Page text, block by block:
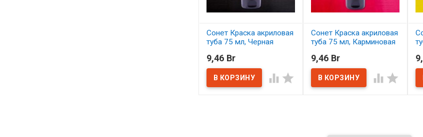
Сонет Краска акриловая
туба 75 мл, Черная
В наличии
9,46 Br
 
Сонет Краска акриловая
туба 75 мл, Карминовая
В наличии
9,46 Br
 